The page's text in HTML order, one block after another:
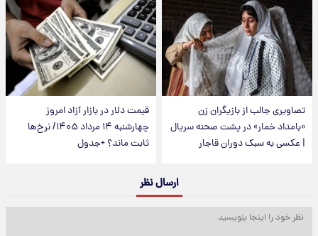
تصاویری جالب از بازیگران زن
«بامداد خمار» در پشت صحنه سریال
| عکسی به سبک دوران قاجار
قیمت دلار در بازار آزاد امروز
چهارشنبه ۱۴ مرداد ۱۴۰۵/ نرخ‌ها
ثابت ماند؟ +جدول
ارسال نظر